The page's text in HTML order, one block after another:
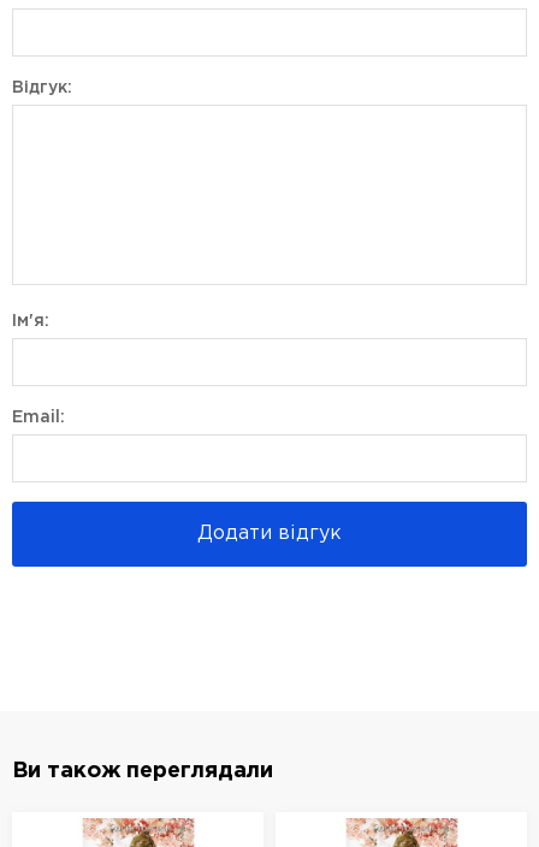
Відгук:
Ім'я:
Email:
Додати відгук
Ви також переглядали